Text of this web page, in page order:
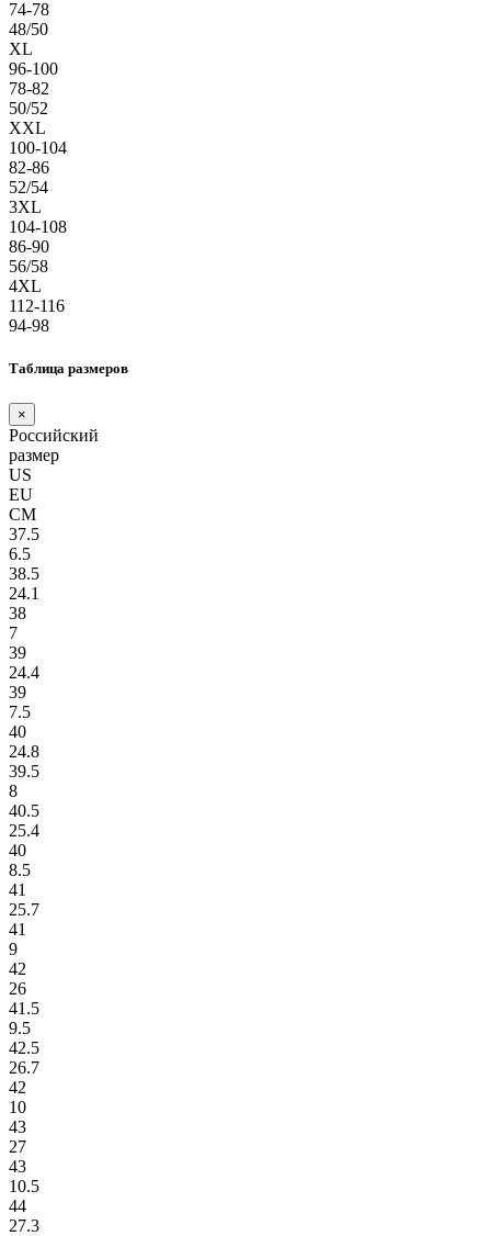
74-78
48/50
XL
96-100
78-82
50/52
XXL
100-104
82-86
52/54
3XL
104-108
86-90
56/58
4XL
112-116
94-98
Таблица размеров
×
Российский
размер
US
EU
СМ
37.5
6.5
38.5
24.1
38
7
39
24.4
39
7.5
40
24.8
39.5
8
40.5
25.4
40
8.5
41
25.7
41
9
42
26
41.5
9.5
42.5
26.7
42
10
43
27
43
10.5
44
27.3